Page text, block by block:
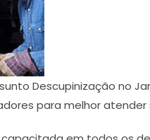
Descupinização no
para melhor atender